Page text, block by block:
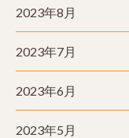
2023年8月
2023年7月
2023年6月
2023年5月